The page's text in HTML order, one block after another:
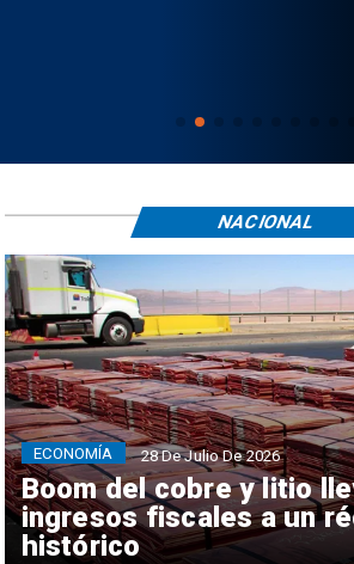
Boom del cobre y litio
ingresos fiscales a un
histórico
ECONOMÍA 28 De Julio De 2026
NACIONAL